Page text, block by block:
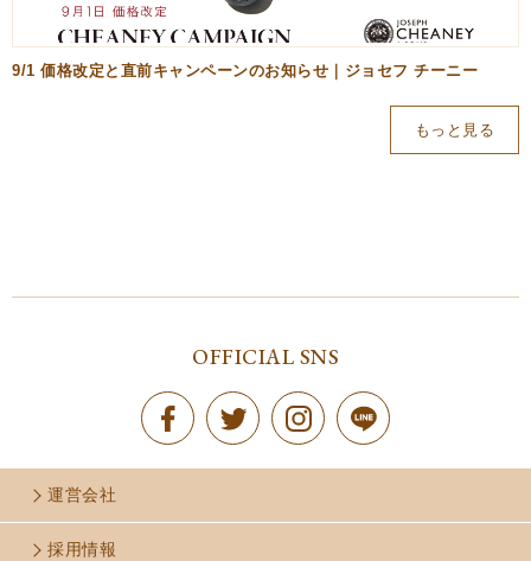
9/1 価格改定と直前キャンペーンのお知らせ｜ジョセフ チーニー
もっと見る
OFFICIAL SNS
運営会社
採用情報